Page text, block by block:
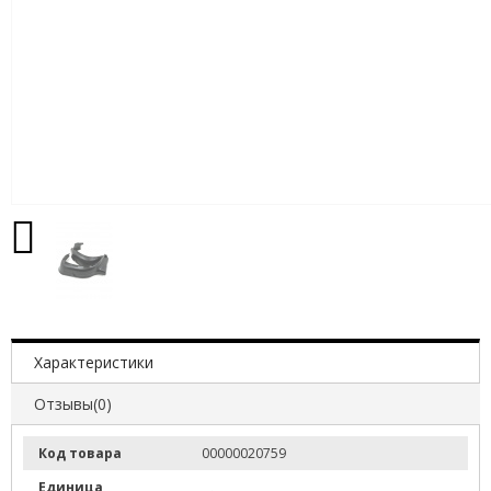
Характеристики
Отзывы(0)
Код товара
00000020759
Единица